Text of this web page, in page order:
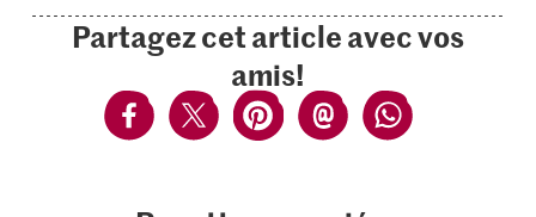
Partagez cet article avec vos
amis!